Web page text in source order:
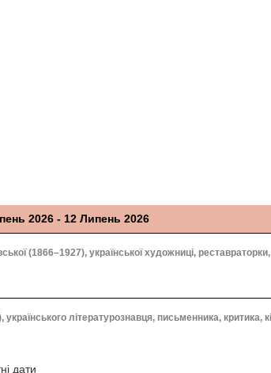
2026 - 12 Липень 2026
(1866–1927), української художниці,
літературознавця, письменника, критика,
дати